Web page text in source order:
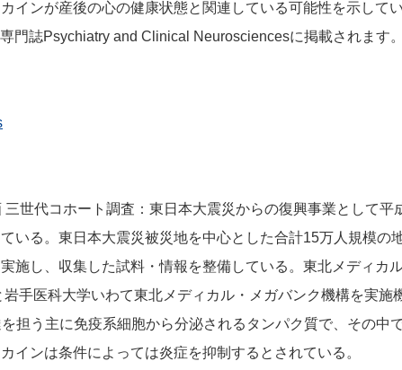
インが産後の心の健康状態と関連している可能性を示してい
門誌Psychiatry and Clinical Neurosciencesに掲載されます。
世代コホート調査：東日本大震災からの復興事業として
いる。東日本大震災被災地を中心とした合計15万人規模の
施し、収集した試料・情報を整備している。東北メディカ
手医科大学いわて東北メディカル・メガバンク機構を実施
担う主に免疫系細胞から分泌されるタンパク質で、その中
インは条件によっては炎症を抑制するとされている。